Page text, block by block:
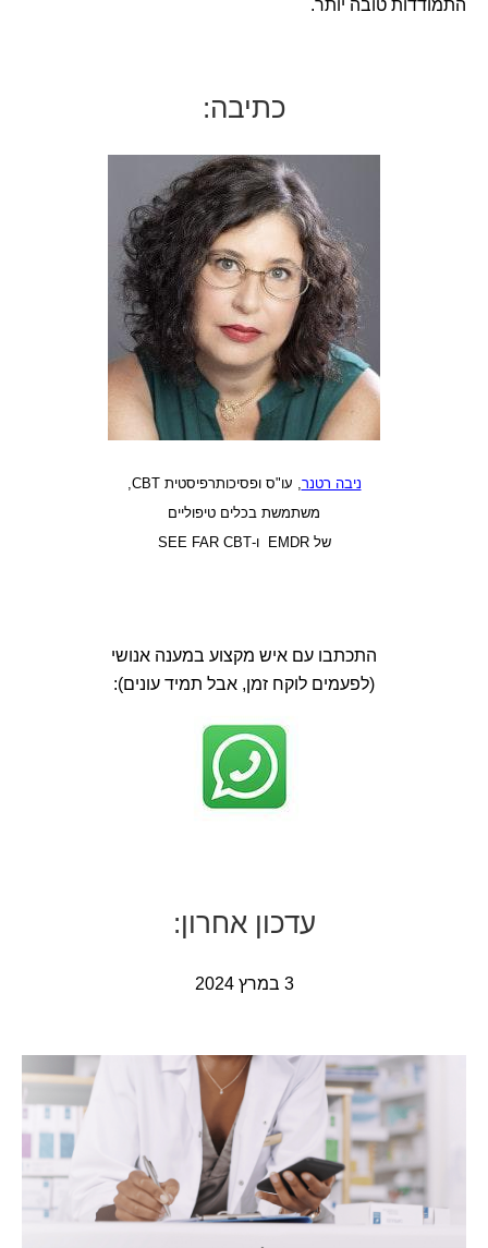
התמודדות טובה יותר.
כתיבה:
ניבה רטנר , עו"ס ופסיכותרפיסטית CBT,
משתמשת בכלים טיפוליים
של EMDR ו-SEE FAR CBT
התכתבו עם איש מקצוע במענה אנושי
(לפעמים לוקח זמן, אבל תמיד עונים):
עדכון אחרון:
3 במרץ 2024